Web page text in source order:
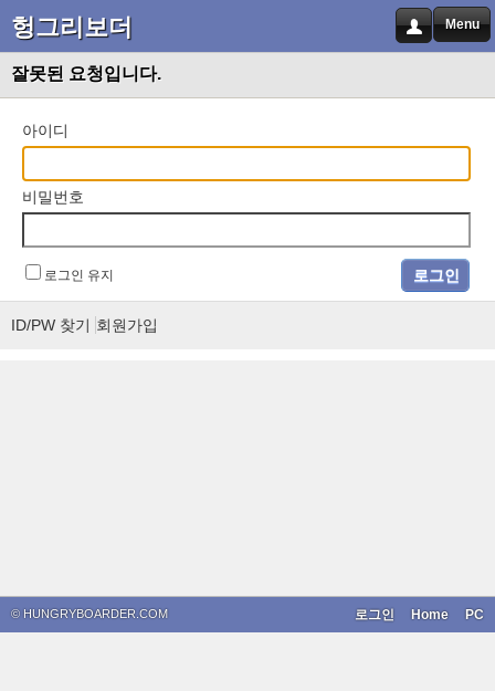
헝그리보더 Menu
잘못된 요청입니다.
아이디
비밀번호
로그인 유지
ID/PW 찾기 회원가입
© HUNGRYBOARDER.COM PC
Home
로그인